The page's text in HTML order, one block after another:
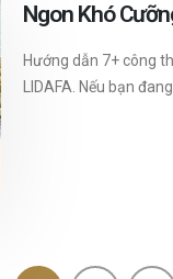
Ngon Khó
Hướng dẫn 7+ công
LIDAFA. Nếu bạn